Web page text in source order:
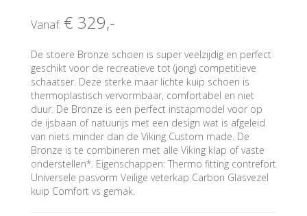
Vanaf: € 329,-
De stoere Bronze schoen is super veelzijdig en perfect
geschikt voor de recreatieve tot (jong) competitieve
schaatser. Deze sterke maar lichte kuip schoen is
thermoplastisch vervormbaar, comfortabel en niet
duur. De Bronze is een perfect instapmodel voor op
de ijsbaan of natuurijs met een design wat is afgeleid
van niets minder dan de Viking Custom made. De
Bronze is te combineren met alle Viking klap of vaste
onderstellen*. Eigenschappen: Thermo fitting contrefort
Universele pasvorm Veilige veterkap Carbon Glasvezel
kuip Comfort vs gemak.